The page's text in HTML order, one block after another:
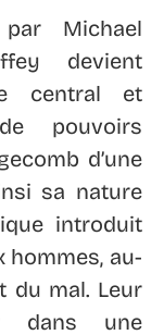
par Michael
devient
central et
pouvoirs
d’une
sa nature
introduit
hommes, au-
du mal. Leur
dans une